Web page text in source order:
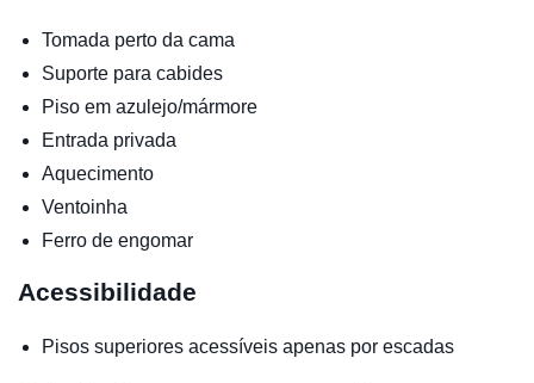
Tomada perto da cama
Suporte para cabides
Piso em azulejo/mármore
Entrada privada
Aquecimento
Ventoinha
Ferro de engomar
Acessibilidade
Pisos superiores acessíveis apenas por escadas